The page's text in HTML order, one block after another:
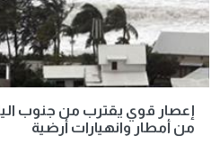
إعصار قوي يقترب من جنوب
من أمطار وانهيارات أرضية